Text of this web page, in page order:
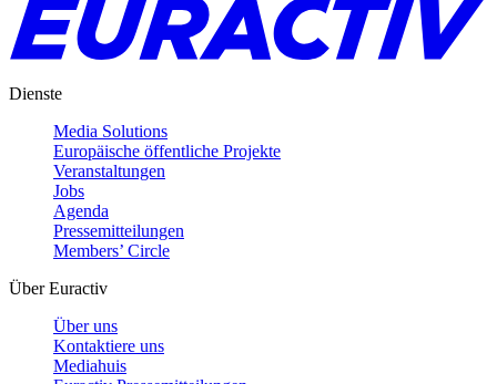
Dienste
Media Solutions
Europäische öffentliche Projekte
Veranstaltungen
Jobs
Agenda
Pressemitteilungen
Members’ Circle
Über Euractiv
Über uns
Kontaktiere uns
Mediahuis